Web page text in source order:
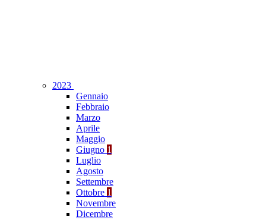
2023
Gennaio
Febbraio
Marzo
Aprile
Maggio
Giugno 1
Luglio
Agosto
Settembre
Ottobre 1
Novembre
Dicembre